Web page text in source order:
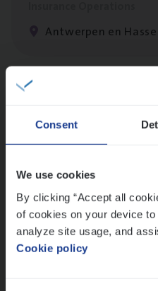
Consent
We use cookies
By clicking “Accept all
of cookies on your device
analyze site usage, and
Cookie policy
Antwerpen en
Insurance Operations
Antwerpen
Busi­ness Mana­ger
People Management,
Antwerpen